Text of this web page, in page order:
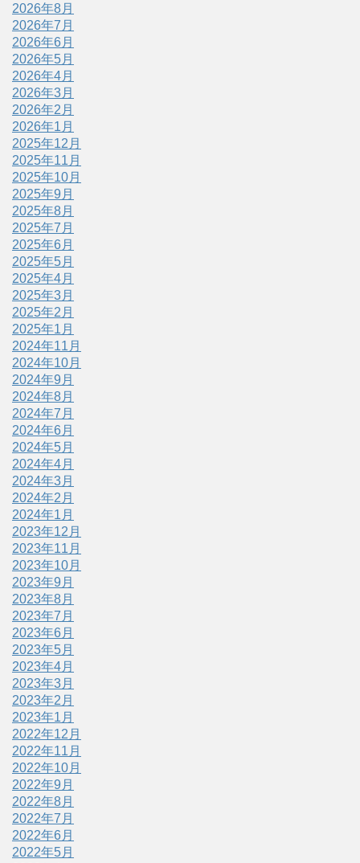
2026年8月
2026年7月
2026年6月
2026年5月
2026年4月
2026年3月
2026年2月
2026年1月
2025年12月
2025年11月
2025年10月
2025年9月
2025年8月
2025年7月
2025年6月
2025年5月
2025年4月
2025年3月
2025年2月
2025年1月
2024年11月
2024年10月
2024年9月
2024年8月
2024年7月
2024年6月
2024年5月
2024年4月
2024年3月
2024年2月
2024年1月
2023年12月
2023年11月
2023年10月
2023年9月
2023年8月
2023年7月
2023年6月
2023年5月
2023年4月
2023年3月
2023年2月
2023年1月
2022年12月
2022年11月
2022年10月
2022年9月
2022年8月
2022年7月
2022年6月
2022年5月